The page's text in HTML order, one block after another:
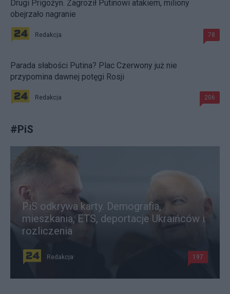
Drugi Prigożyn. Zagroził Putinowi atakiem, miliony
obejrzało nagranie
Redakcja 78
Parada słabości Putina? Plac Czerwony już nie
przypomina dawnej potęgi Rosji
Redakcja 206
#PiS
PiS odkrywa karty. Demografia,
mieszkania, ETS, deportacje Ukraińców i
rozliczenia
Redakcja 197